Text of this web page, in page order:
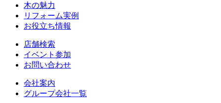
木の魅力
リフォーム実例
お役立ち情報
店舗検索
イベント参加
お問い合わせ
会社案内
グループ会社一覧